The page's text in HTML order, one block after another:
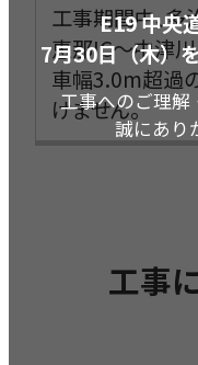
工事期間中、多
恵那IC～中津川
車幅3.0m超過
けません。
工事
E19 中央
7月30日（木）
工事へのご理解
誠にあり